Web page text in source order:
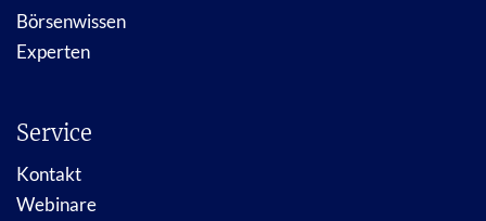
Börsenwissen
Experten
Service
Kontakt
Webinare